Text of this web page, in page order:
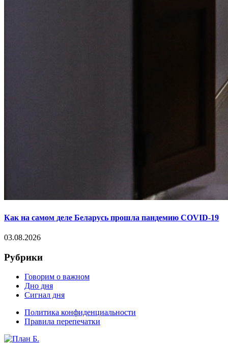
Как на самом деле Беларусь прошла пандемию COVID-19
03.08.2026
Рубрики
Говорим о важном
Дно дня
Сигнал дня
Политика конфиденциальности
Правила перепечатки